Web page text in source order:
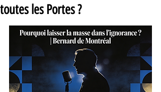
toutes les Portes ?